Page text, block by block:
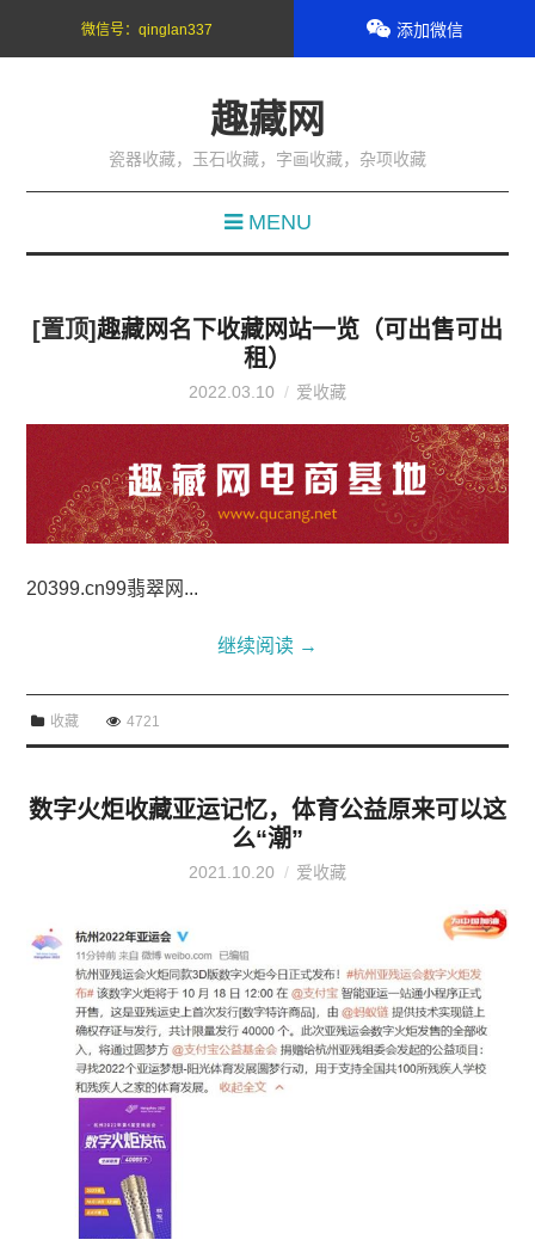
趣藏网
瓷器收藏，玉石收藏，字画收藏，杂项收藏
MENU
[置顶] 趣藏网名下收藏网站一览（可出售可出
租）
2022.03.10 爱收藏
20399.cn99翡翠网...
继续阅读 →
收藏 4721
数字火炬收藏亚运记忆，体育公益原来可以这
么“潮”
2021.10.20 爱收藏
微信号：qinglan337 添加微信